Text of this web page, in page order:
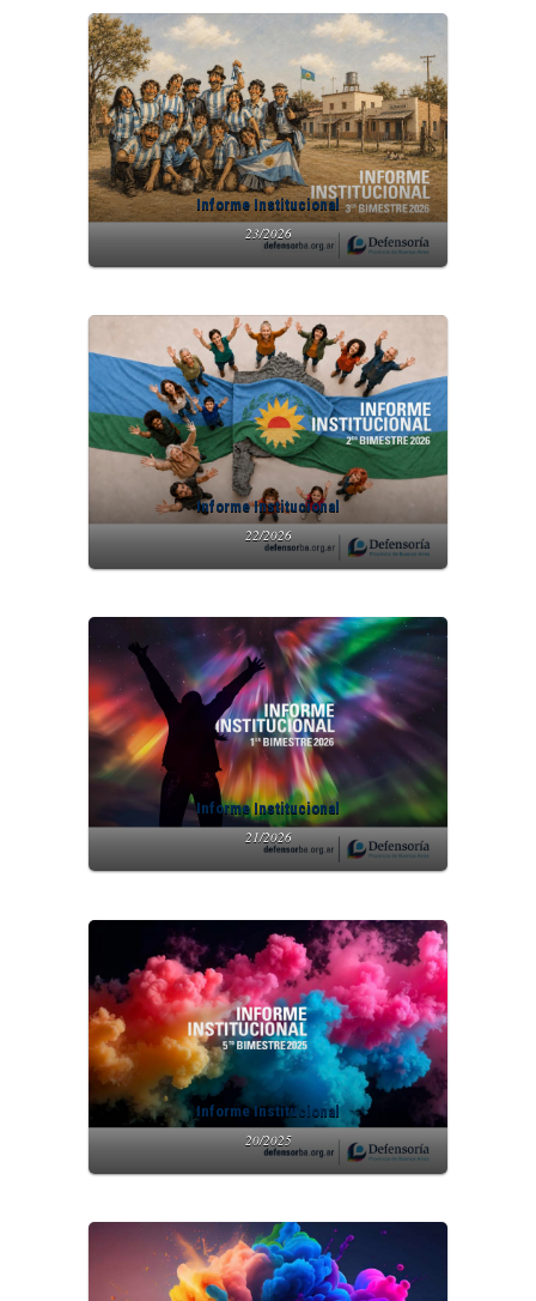
Informe Institucional
23/2026
Informe Institucional
22/2026
Informe Institucional
21/2026
Informe Institucional
20/2025